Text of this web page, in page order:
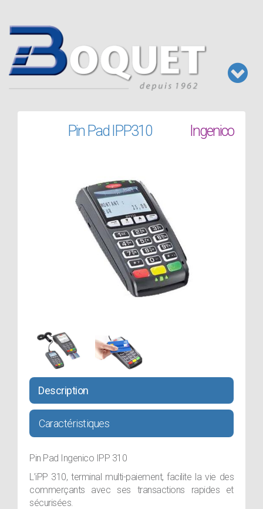
contenu
principal
Pin Pad IPP310 Ingenico
Description
Caractéristiques
Pin Pad Ingenico IPP 310
L’iPP 310, terminal multi-paiement, facilite la vie des
commerçants avec ses transactions rapides et
sécurisées.